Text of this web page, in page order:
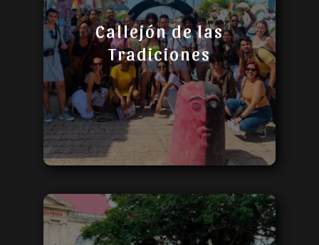
Callejón de las
Tradiciones